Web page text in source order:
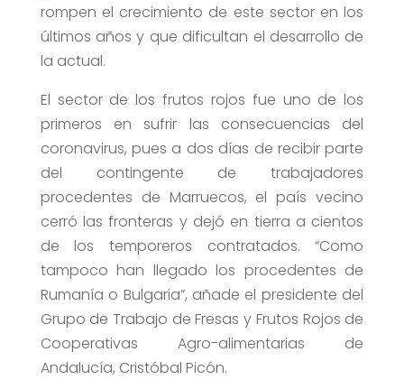
rompen el crecimiento de este sector en los
últimos años y que dificultan el desarrollo de
la actual.
El sector de los frutos rojos fue uno de los
primeros en sufrir las consecuencias del
coronavirus, pues a dos días de recibir parte
del contingente de trabajadores
procedentes de Marruecos, el país vecino
cerró las fronteras y dejó en tierra a cientos
de los temporeros contratados. “Como
tampoco han llegado los procedentes de
Rumanía o Bulgaria”, añade el presidente del
Grupo de Trabajo de Fresas y Frutos Rojos de
Cooperativas Agro-alimentarias de
Andalucía, Cristóbal Picón.